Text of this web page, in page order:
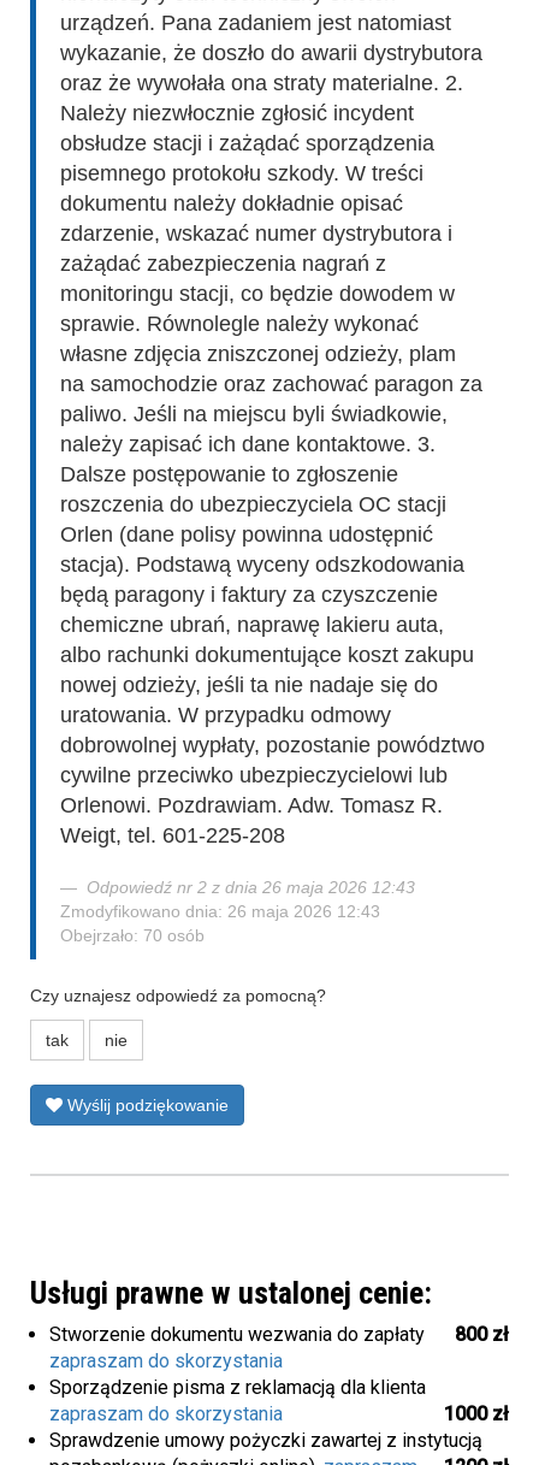
urządzeń. Pana zadaniem jest natomiast
wykazanie, że doszło do awarii dystrybutora
oraz że wywołała ona straty materialne. 2.
Należy niezwłocznie zgłosić incydent
obsłudze stacji i zażądać sporządzenia
pisemnego protokołu szkody. W treści
dokumentu należy dokładnie opisać
zdarzenie, wskazać numer dystrybutora i
zażądać zabezpieczenia nagrań z
monitoringu stacji, co będzie dowodem w
sprawie. Równolegle należy wykonać
własne zdjęcia zniszczonej odzieży, plam
na samochodzie oraz zachować paragon za
paliwo. Jeśli na miejscu byli świadkowie,
należy zapisać ich dane kontaktowe. 3.
Dalsze postępowanie to zgłoszenie
roszczenia do ubezpieczyciela OC stacji
Orlen (dane polisy powinna udostępnić
stacja). Podstawą wyceny odszkodowania
będą paragony i faktury za czyszczenie
chemiczne ubrań, naprawę lakieru auta,
albo rachunki dokumentujące koszt zakupu
nowej odzieży, jeśli ta nie nadaje się do
uratowania. W przypadku odmowy
dobrowolnej wypłaty, pozostanie powództwo
cywilne przeciwko ubezpieczycielowi lub
Orlenowi. Pozdrawiam. Adw. Tomasz R.
Weigt, tel. 601-225-208
Odpowiedź nr 2 z dnia 26 maja 2026 12:43
Zmodyfikowano dnia: 26 maja 2026 12:43
Obejrzało: 70 osób
Czy uznajesz odpowiedź za pomocną?
tak nie
Wyślij podziękowanie
Usługi prawne w ustalonej cenie:
Stworzenie dokumentu wezwania do zapłaty
800 zł
zapraszam do skorzystania
Sporządzenie pisma z reklamacją dla klienta
1000 zł
zapraszam do skorzystania
Sprawdzenie umowy pożyczki zawartej z instytucją